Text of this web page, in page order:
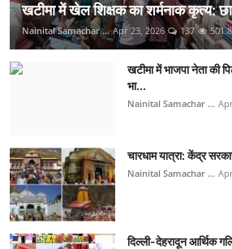
खटीमा में खेल शिक्षक का शर्मनाक कृत्य:
Nainital Samachar ... Apr 23, 2026 137
खटीमा में भाजपा नेता की
भा...
Nainital Samachar ...
चारधाम यात्रा: केंद्र
Nainital Samachar ...
दिल्ली-देहरादून आर्थिक